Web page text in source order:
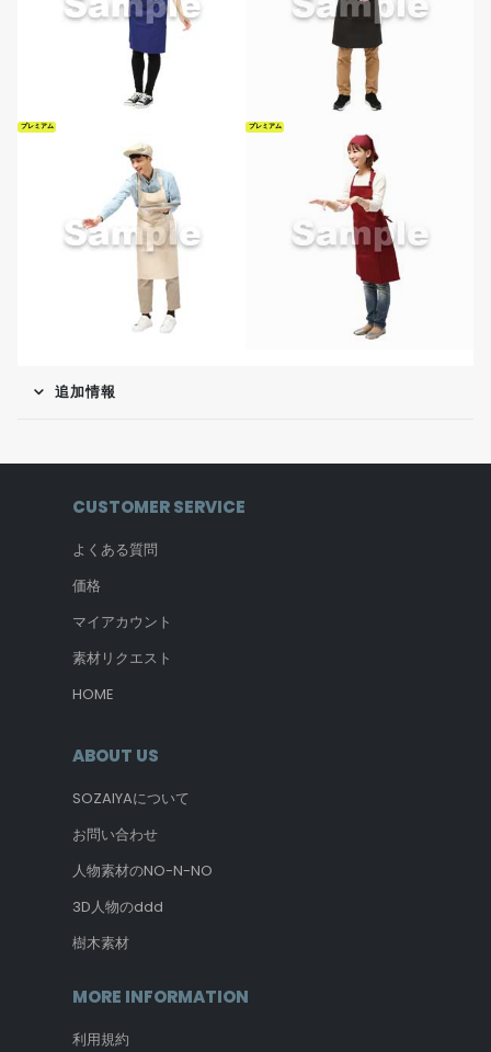
プレミアム プレミアム
追加情報
CUSTOMER SERVICE
よくある質問
価格
マイアカウント
素材リクエスト
HOME
ABOUT US
SOZAIYAについて
お問い合わせ
人物素材のNO-N-NO
3D人物のddd
樹木素材
MORE INFORMATION
利用規約